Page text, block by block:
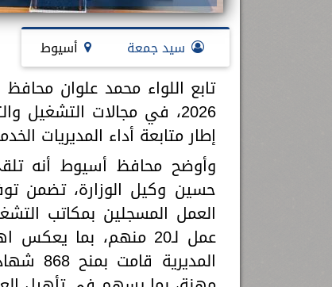
سيد جمعة أسيوط
تابع اللواء محمد علوان
2026، في مجالات
إطار متابعة أداء المديريات
وأوضح محافظ أسيوط أنه
عمل لـ20 منهم، بما